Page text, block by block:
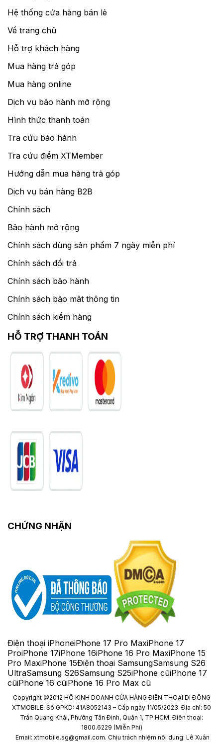
Hệ thống cửa hàng bán lẻ
Về trang chủ
Hỗ trợ khách hàng
Mua hàng trả góp
Mua hàng online
Dịch vụ bảo hành mở rộng
Hình thức thanh toán
Tra cứu bảo hành
Tra cứu điểm XTMember
Hướng dẫn mua hàng trả góp
Dịch vụ bán hàng B2B
Chính sách
Bảo hành mở rộng
Chính sách dùng sản phẩm 7 ngày miễn phí
Chính sách đổi trả
Chính sách bảo hành
Chính sách bảo mật thông tin
Chính sách kiểm hàng
HỖ TRỢ THANH TOÁN
CHỨNG NHẬN
Điện thoại iPhoneiPhone 17 Pro MaxiPhone 17
ProiPhone 17iPhone 16iPhone 16 Pro MaxiPhone 15
Pro MaxiPhone 15Điện thoại SamsungSamsung S26
UltraSamsung S26Samsung S25iPhone cũiPhone 17
cũiPhone 16 cũiPhone 16 Pro Max cũ
Copyright @2012 HỘ KINH DOANH CỬA HÀNG ĐIỆN THOẠI DI ĐỘNG
XTMOBILE. Số GPKD: 41A8052143 – Cấp ngày 11/05/2023. Địa chỉ: 50
Trần Quang Khải, Phường Tân Định, Quận 1, TP.HCM. Điện thoại:
1800.6229 (Miễn Phí)
Email: xtmobile.sg@gmail.com. Chịu trách nhiệm nội dung: Lê Xuân